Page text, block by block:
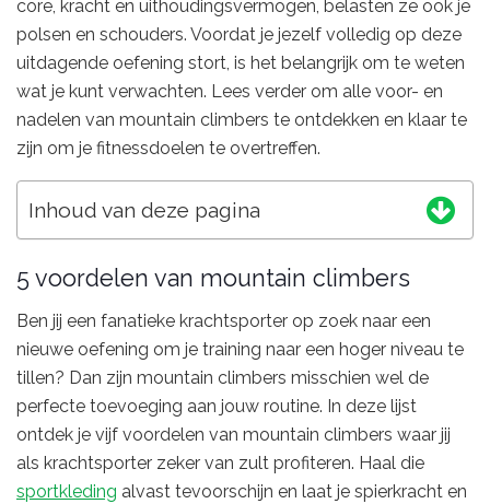
core, kracht en uithoudingsvermogen, belasten ze ook je
polsen en schouders. Voordat je jezelf volledig op deze
uitdagende oefening stort, is het belangrijk om te weten
wat je kunt verwachten. Lees verder om alle voor- en
nadelen van mountain climbers te ontdekken en klaar te
zijn om je fitnessdoelen te overtreffen.
Inhoud van deze pagina
5 voordelen van mountain climbers
Ben jij een fanatieke krachtsporter op zoek naar een
nieuwe oefening om je training naar een hoger niveau te
tillen? Dan zijn mountain climbers misschien wel de
perfecte toevoeging aan jouw routine. In deze lijst
ontdek je vijf voordelen van mountain climbers waar jij
als krachtsporter zeker van zult profiteren. Haal die
sportkleding alvast tevoorschijn en laat je spierkracht en